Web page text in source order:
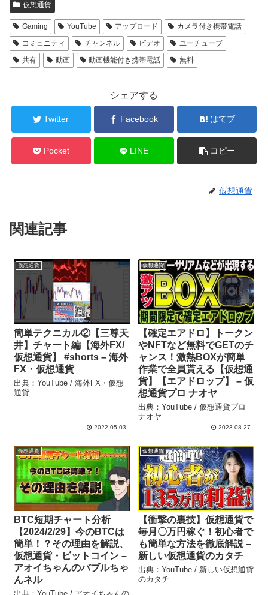
仮想通貨
Gaming YouTube アップロード
カメラ付き携帯電話
コミュニティ
チャンネル ビデオ
ユーチューブ
共有
動画 動画機能付き携帯電話 無料
シェアする
Twitter Facebook はてブ
Pocket LINE コピー
仮想通貨
関連記事
仮想通貨
簡単テクニカル②【三尊天
井】チャート編【海外FX/
仮想通貨】 #shorts – 海外
FX・仮想通貨
出典：YouTube / 海外FX・仮想
通貨
2022.05.03
仮想通貨
【確定エアドロ】トークン
やNFTなど無料でGETのチ
ャンス！激熱BOXが簡単
作業で全員貰える【仮想通
貨】【エアドロップ】 – 仮
想通貨プロ ナオヤ
出典：YouTube / 仮想通貨プロ
ナオヤ
2023.08.27
仮想通貨
BTC短期チャート分析
【2024/2/29】今のBTCは
簡単！？その理由を解説、
仮想通貨・ビットコイン –
アオイちゃんのバブルちゃ
んネル
仮想通貨
【衝撃の裏技】仮想通貨で
毎月〇万円稼ぐ！初心者で
も簡単な方法を徹底解説 –
新しい仮想通貨のカタチ
出典：YouTube / 新しい仮想通貨
のカタチ